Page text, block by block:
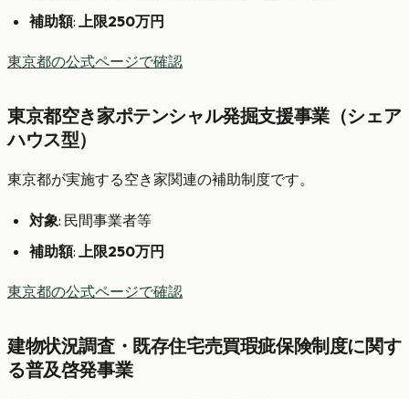
補助額: 上限250万円
東京都の公式ページで確認
東京都空き家ポテンシャル発掘支援事業（シェア
ハウス型）
東京都が実施する空き家関連の補助制度です。
対象: 民間事業者等
補助額: 上限250万円
東京都の公式ページで確認
建物状況調査・既存住宅売買瑕疵保険制度に関す
る普及啓発事業